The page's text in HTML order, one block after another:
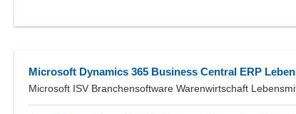
Microsoft Dynamics 365 Business Central ERP
Microsoft ISV Branchensoftware Warenwirtschaft